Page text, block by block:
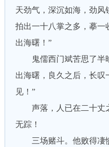
天劲气，深沉如海，劲
拍出一十八掌之多，摹一
出海曙！”
鬼儒西门斌苦思了半
出海曙，良久之后，长叹
见！”
声落，人已在二十丈
无踪！
三场赌斗。他败得凄